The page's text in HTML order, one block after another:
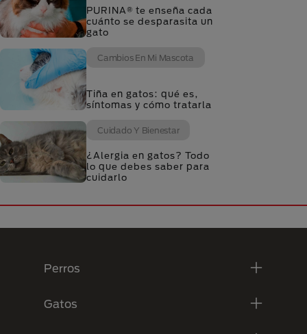
PURINA® te enseña cada
cuánto se desparasita un
gato
Cambios En Mi Mascota
Tiña en gatos: qué es,
síntomas y cómo tratarla
Cuidado Y Bienestar
¿Alergia en gatos? Todo
lo que debes saber para
cuidarlo
Perros
Gatos